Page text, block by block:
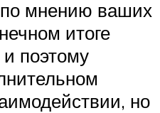
мнению ваших
итоге
поэтому
но